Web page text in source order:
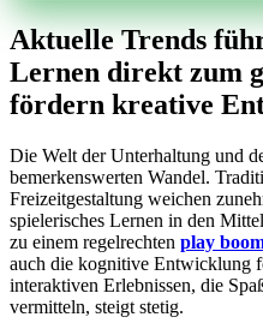
Aktuelle Trends
Lernen direkt zum
fördern kreative
Die Welt der Unterhaltung und
bemerkenswerten Wandel.
Freizeitgestaltung weichen
spielerisches Lernen in den
zu einem regelrechten play
auch die kognitive Entwicklung
interaktiven Erlebnissen, die
vermitteln, steigt stetig.